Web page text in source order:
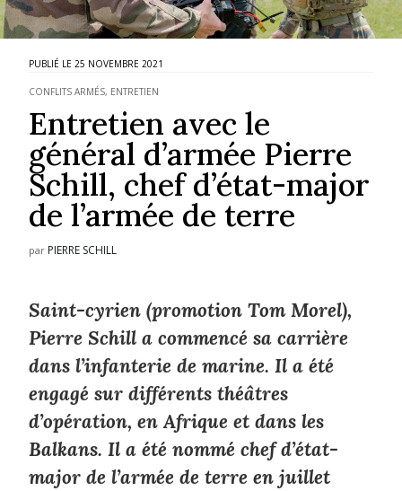
25 NOVEMBRE 2021
CONFLITS ARMÉS, ENTRETIEN
Entretien avec le
général d’armée Pierre
Schill, chef d’état-major
de l’armée de terre
par PIERRE SCHILL
Saint-cyrien (promotion Tom Morel),
Pierre Schill a commencé sa carrière
dans l’infanterie de marine. Il a été
engagé sur différents théâtres
d’opération, en Afrique et dans les
Balkans. Il a été nommé chef d’état-
major de l’armée de terre en juillet